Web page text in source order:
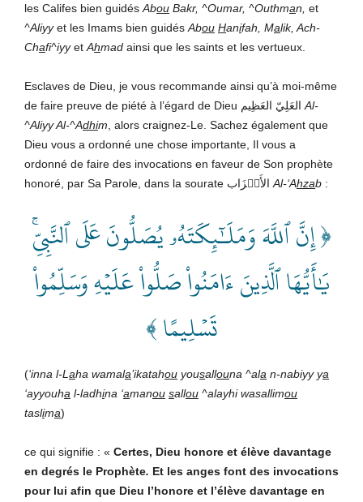
les Califes bien guidés Abou Bakr, ^Oumar, ^Outhman, et
^Aliyyet les Imams bien guidés Abou Hanifah, Malik, Ach-
Chafi^iyyet Ahmad ainsi que les saints et les vertueux.
Esclaves de Dieu, je vous recommande ainsi qu’à moi-même
Al-
^Aliyy Al-^Adhim , alors craignez-Le. Sachez également que
Dieu vous a ordonné une chose importante, Il vous a
ordonné de faire des invocations en faveur de Son prophète
Al-‘Ahzab :
﴿ إِنَّ ٱللَّهَ وَمَلَـٰٓئِكَتَهُۥ يُصَلُّونَ عَلَى ٱلنَّبِيِّۚ
يَٰأَيُّهَا ٱلَّذِينَ ءَامَنُواْ صَلُّواْ عَلَيۡهِ وَسَلِّمُواْ
تَسۡلِيمًا ﴾
(‘inna l-L aha wamala’ikatahou yousallouna ^ala n-nabiyy ya
‘ayyouha l-ladhina ‘amanou sallou ^alayhi wasallimou
taslima)
ce qui signifie : « Certes, Dieu honore et élève davantage
en degrés le Prophète. Et les anges font des invocations
pour lui afin que Dieu l’honore et l’élève davantage en